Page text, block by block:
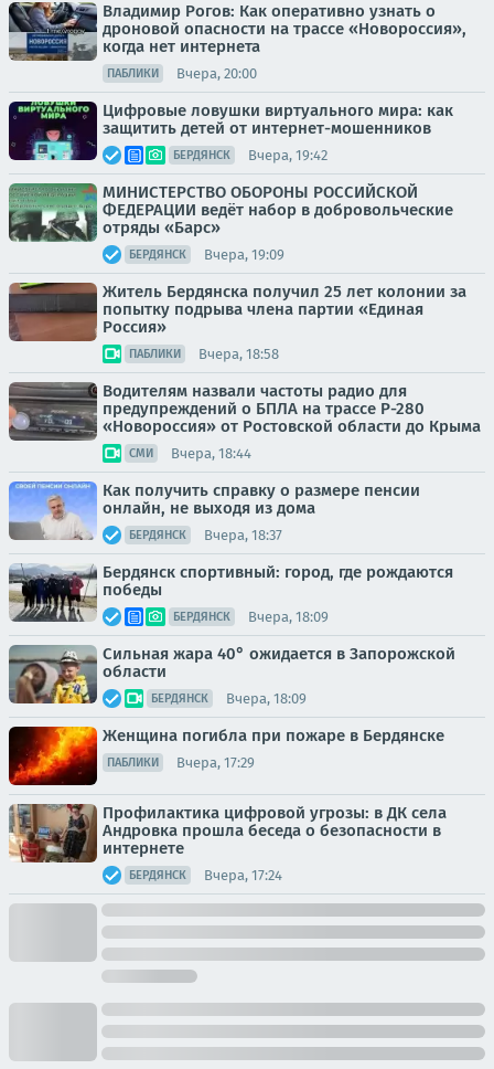
Владимир Рогов: Как оперативно узнать о
дроновой опасности на трассе «Новороссия»,
когда нет интернета
ПАБЛИКИ Вчера, 20:00
Цифровые ловушки виртуального мира: как
защитить детей от интернет-мошенников
БЕРДЯНСК Вчера, 19:42
МИНИСТЕРСТВО ОБОРОНЫ РОССИЙСКОЙ
ФЕДЕРАЦИИ ведёт набор в добровольческие
отряды «Барс»
БЕРДЯНСК Вчера, 19:09
Житель Бердянска получил 25 лет колонии за
попытку подрыва члена партии «Единая
Россия»
ПАБЛИКИ Вчера, 18:58
Водителям назвали частоты радио для
предупреждений о БПЛА на трассе Р-280
«Новороссия» от Ростовской области до Крыма
СМИ Вчера, 18:44
Как получить справку о размере пенсии
онлайн, не выходя из дома
БЕРДЯНСК Вчера, 18:37
Бердянск спортивный: город, где рождаются
победы
БЕРДЯНСК Вчера, 18:09
Сильная жара 40° ожидается в Запорожской
области
БЕРДЯНСК Вчера, 18:09
Женщина погибла при пожаре в Бердянске
ПАБЛИКИ Вчера, 17:29
Профилактика цифровой угрозы: в ДК села
Андровка прошла беседа о безопасности в
интернете
БЕРДЯНСК Вчера, 17:24